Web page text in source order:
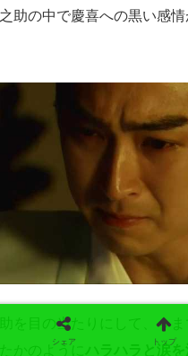
助の中で慶喜への黒い感
を目の当たりにして、今ま
かのように
ハラハラと涙を
シェア トップ